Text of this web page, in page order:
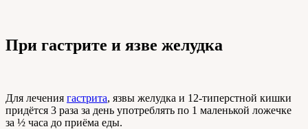
При гастрите и язве желудка
Для лечения гастрита, язвы желудка и 12-типерстной кишки
придётся 3 раза за день употреблять по 1 маленькой ложечке
за ½ часа до приёма еды.